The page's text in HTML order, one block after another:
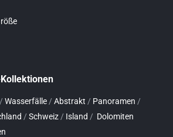
/ Wasserfälle / Abstrakt / Panoramen /
/ Schweiz / Island / Dolomiten